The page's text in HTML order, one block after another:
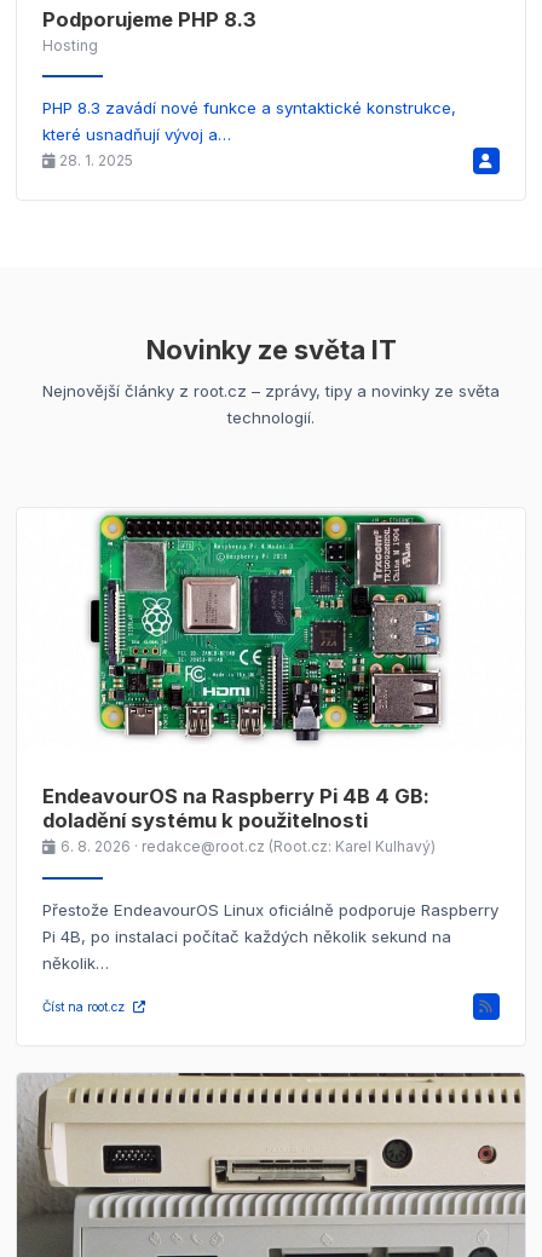
Podporujeme PHP 8.3
Hosting
PHP 8.3 zavádí nové funkce a syntaktické konstrukce,
které usnadňují vývoj a…
28. 1. 2025
Novinky ze světa IT
Nejnovější články z root.cz – zprávy, tipy a novinky ze světa
technologií.
EndeavourOS na Raspberry Pi 4B 4 GB:
doladění systému k použitelnosti
6. 8. 2026 · redakce@root.cz (Root.cz: Karel Kulhavý)
Přestože EndeavourOS Linux oficiálně podporuje Raspberry
Pi 4B, po instalaci počítač každých několik sekund na
několik…
Číst na root.cz